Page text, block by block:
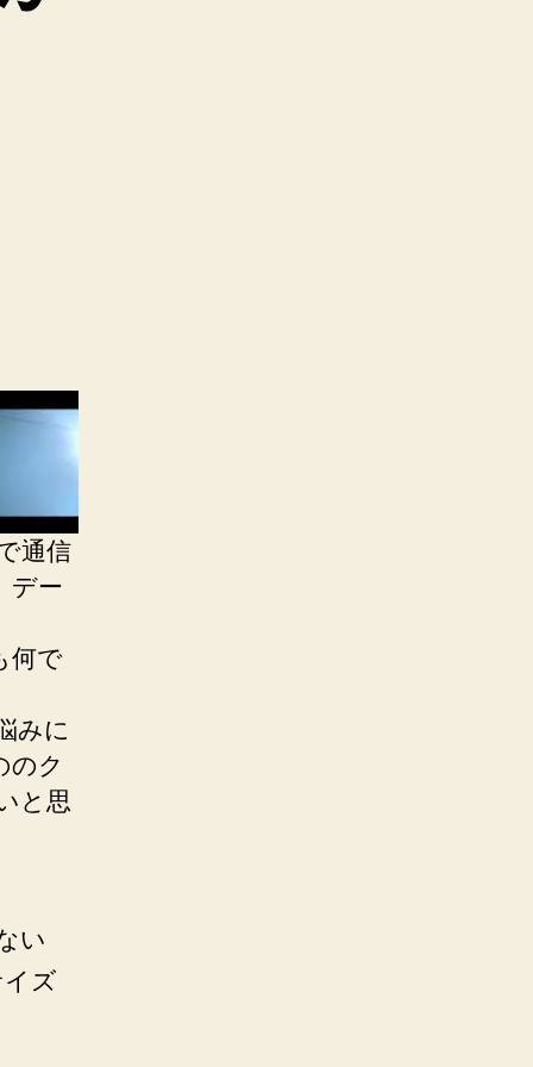
通信
デー
何で
みに
のク
と思
い
ズ